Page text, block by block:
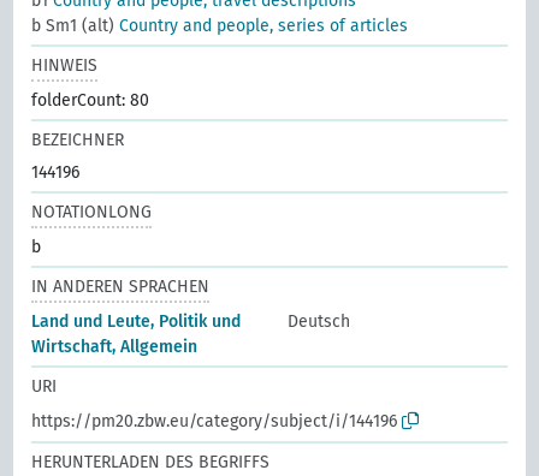
b Sm1 (alt)Country and people, series of articles
HINWEIS
folderCount: 80
BEZEICHNER
144196
NOTATIONLONG
b
IN ANDEREN SPRACHEN
Land und Leute, Politik und
Wirtschaft, Allgemein
Deutsch
URI
https://pm20.zbw.eu/category/subject/i/144196
HERUNTERLADEN DES BEGRIFFS